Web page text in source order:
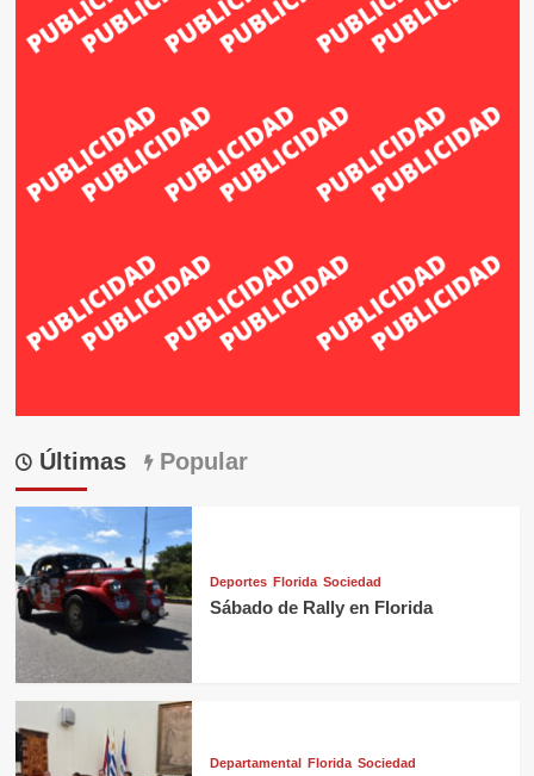
Últimas Popular
Deportes Florida Sociedad
Sábado de Rally en Florida
Departamental Florida Sociedad